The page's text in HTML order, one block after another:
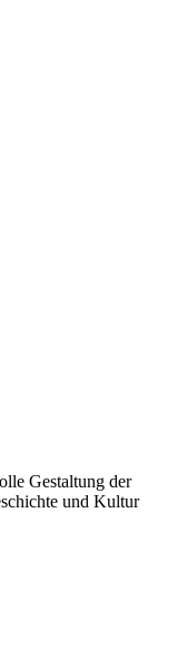
Gestaltung der
und Kultur